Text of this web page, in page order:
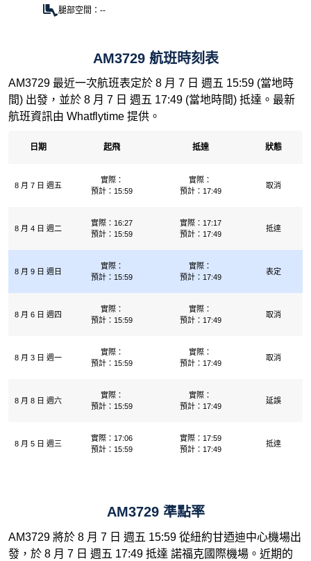
腿部空間：--
AM3729 航班時刻表
AM3729 最近一次航班表定於 8 月 7 日 週五 15:59 (當地時
間) 出發，並於 8 月 7 日 週五 17:49 (當地時間) 抵達。最新
航班資訊由 Whatflytime 提供。
日期 起飛 抵達 狀態
8 月 7 日 週五
實際：
預計：15:59
實際：
預計：17:49
取消
8 月 4 日 週二
實際：16:27
預計：15:59
實際：17:17
預計：17:49
抵達
8 月 9 日 週日
實際：
預計：15:59
實際：
預計：17:49
表定
8 月 6 日 週四
實際：
預計：15:59
實際：
預計：17:49
取消
8 月 3 日 週一
實際：
預計：15:59
實際：
預計：17:49
取消
8 月 8 日 週六
實際：
預計：15:59
實際：
預計：17:49
延誤
8 月 5 日 週三
實際：17:06
預計：15:59
實際：17:59
預計：17:49
抵達
AM3729 準點率
AM3729 將於 8 月 7 日 週五 15:59 從紐約甘迺迪中心機場出
發，於 8 月 7 日 週五 17:49 抵達 諾福克國際機場。近期的